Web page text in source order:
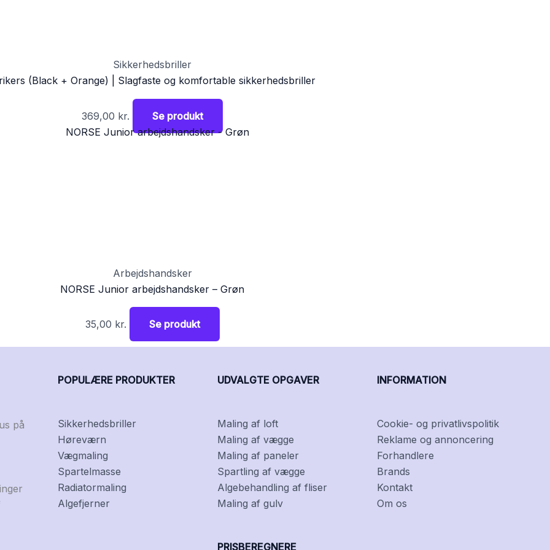
Sikkerhedsbriller
(Black + Orange) | Slagfaste og komfortable sikkerhedsbriller
369,00 kr. Se produkt
Arbejdshandsker
NORSE Junior arbejdshandsker – Grøn
35,00 kr. Se produkt
på
POPULÆRE PRODUKTER
Sikkerhedsbriller
Høreværn
Vægmaling
Spartelmasse
Radiatormaling
Algefjerner
UDVALGTE OPGAVER
Maling af loft
Maling af vægge
Maling af paneler
Spartling af vægge
Algebehandling af fliser
Maling af gulv
PRISBEREGNERE
INFORMATION
Cookie- og privatlivspolitik
Reklame og annoncering
Forhandlere
Brands
Kontakt
Om os